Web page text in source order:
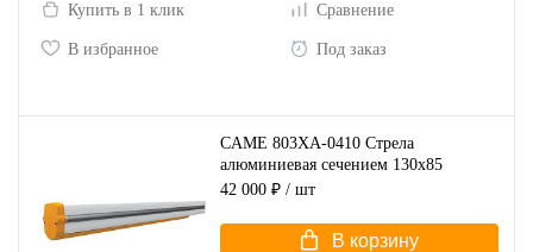
Купить в 1 клик Сравнение
В избранное Под заказ
CAME 803XA-0410 Стрела
алюминиевая сечением 130х85
42 000 ₽ / шт
В корзину